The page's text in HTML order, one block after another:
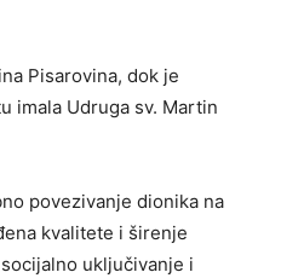
Pisarovina, dok je
imala Udruga sv. Martin
povezivanje dionika na
kvalitete i širenje
uključivanje i